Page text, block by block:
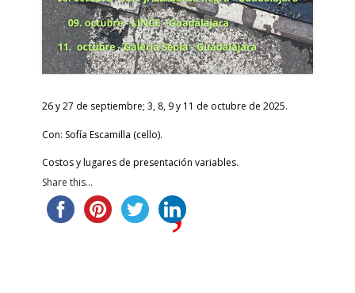
26 y 27 de septiembre; 3, 8, 9 y 11 de octubre de 2025.
Con: Sofía Escamilla (cello).
Costos y lugares de presentación variables.
Share this...